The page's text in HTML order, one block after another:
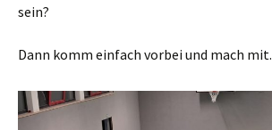
sein?
Dann komm einfach vorbei und mach mit.